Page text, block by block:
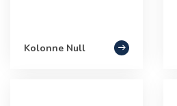
Kolonne Null